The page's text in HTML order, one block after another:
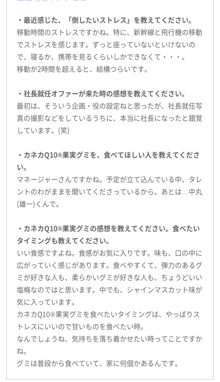
・最近感じた、「倒したいストレス」を教えてください。
移動時間のストレスですかね。特に、新幹線と飛行機の移動
でストレスを感じます。ずっと座っていないといけないの
で、寝るか、携帯を見るくらいしかできなくて・・・。
移動が2時間を超えると、結構つらいです。
・社長就任オファーが来た時の感想を教えてください。
最初は、そういう企画・役の設定ねと思ったが、社長就任写
真の撮影などをしているうちに、本当に社長になったと錯覚
しています。(笑)
・カネカQ10®果実グミを、食べてほしい人を教えてくださ
い。
マネージャーさんですかね。予定が立て込んでいる中、タレ
ントのわがままを聞いてくださっているから。あとは…中丸
(雄一)くんで。
・カネカQ10®果実グミの感想を教えてください。食べたい
タイミングも教えてください。
いい食感ですよね。食感がお気に入りです。味も、口の中に
広がっていく感じがあります。食べやすくて、弾力のあるグ
ミが好きな人も、柔らかいグミが好きな人も、ちょうどいい
塩梅なのではと思います。中でも、シャインマスカット味が
気に入っています。
カネカQ10®果実グミを食べたいタイミングは、やっぱりス
トレスにいいので甘いものを食べたい時。
なんでしょうね、気持ちを落ち着かせたい時ってことですか
ね。
グミは普段から食べていて、家に何個かあるんです。